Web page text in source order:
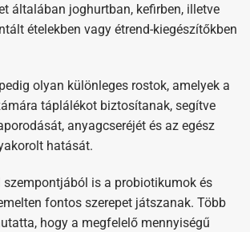
általában joghurtban, kefirben, illetve
ételekben vagy étrend-kiegészítőkben
olyan különleges rostok, amelyek a
táplálékot biztosítanak, segítve
anyagcseréjét és az egész
hatását.
is a probiotikumok és
fontos szerepet játszanak. Több
hogy a megfelelő mennyiségű